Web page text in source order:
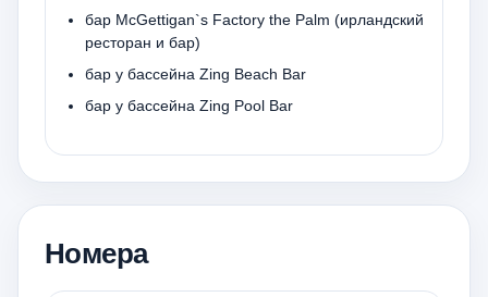
бар McGettigan`s Factory the Palm (ирландский
ресторан и бар)
бар у бассейна Zing Beach Bar
бар у бассейна Zing Pool Bar
Номера